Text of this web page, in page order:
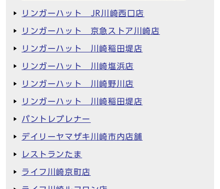
リンガーハット JR川崎西口店
リンガーハット 京急ストア川崎店
リンガーハット 川崎稲田堤店
リンガーハット 川崎塩浜店
リンガーハット 川崎野川店
リンガーハット 川崎稲田堤店
パントレプレナー
デイリーヤマザキ川崎市内店舗
レストランたま
ライフ川崎京町店